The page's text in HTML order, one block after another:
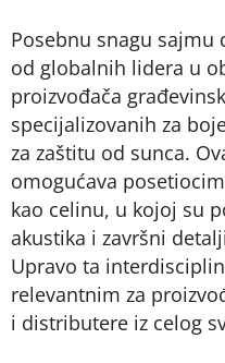
Posebnu snagu sajmu
od globalnih lidera u
proizvođača
specijalizovanih za
za zaštitu od sunca.
omogućava
kao celinu, u kojoj su
akustika i završni
Upravo ta
relevantnim za
i distributere iz celog